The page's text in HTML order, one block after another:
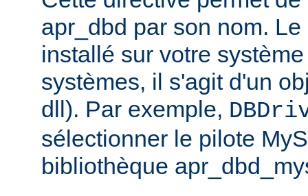
apr_dbd par son nom.
installé sur votre
systèmes, il s'agit d'un
dll). Par exemple,
sélectionner le pilote
bibliothèque